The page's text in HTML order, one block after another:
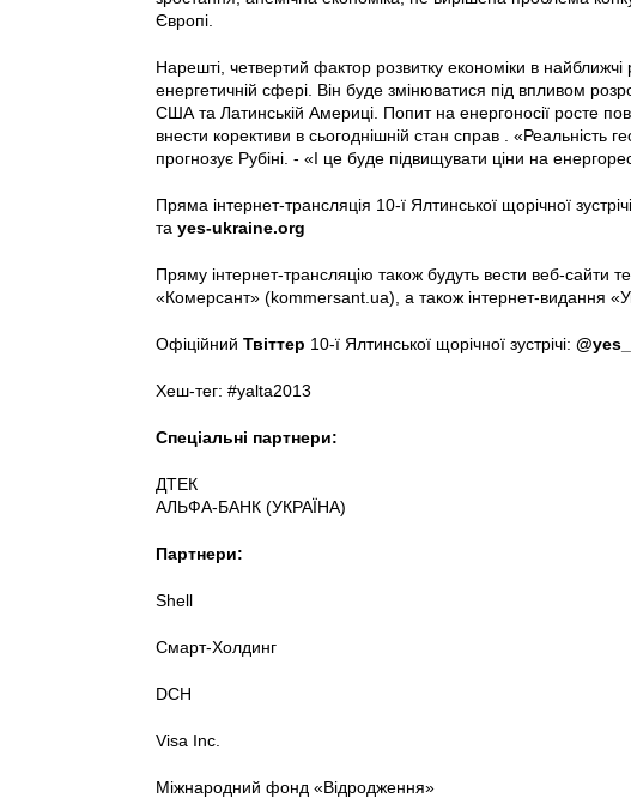
Європі.
Нарешті, четвертий фактор розвитку економіки в
енергетичній сфері. Він буде змінюватися під впливом
США та Латинській Америці. Попит на енергоносії росте
внести корективи в сьогоднішній стан справ . «Реальність
прогнозує Рубіні. - «І це буде підвищувати ціни на
Пряма інтернет-трансляція 10-ї Ялтинської щорічної
та yes-ukraine.org
Пряму інтернет-трансляцію також будуть вести веб-сайти
«Комерсант» (kommersant.ua), а також інтернет-видання
Офіційний Твіттер 10-ї Ялтинської щорічної зустрічі:
Хеш-тег: #yalta2013
Спеціальні партнери:
ДТЕК
АЛЬФА-БАНК (УКРАЇНА)
Партнери:
Shell
Смарт-Холдинг
DCH
Visa Inc.
Міжнародний фонд «Відродження»